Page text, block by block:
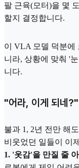
팔 근육(모터)을 몇
할지 결정합니다.
이 VLA 모델 덕분에
니라, 상황에 맞춰 '
니다.
"어라, 이게 되네
불과 1, 2년 전만 해
비웃었던 일들이 이
1. '옷감'을 만질 줄